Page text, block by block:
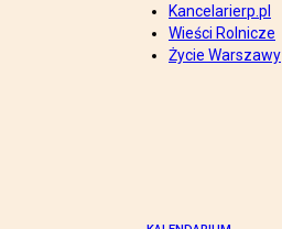
Kancelarierp.pl
Wieści Rolnicze
Życie Warszawy